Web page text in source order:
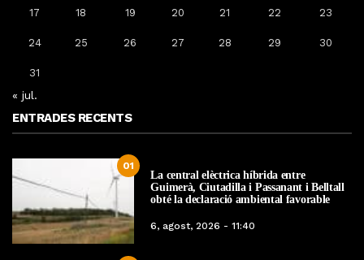
17 18 19 20 21 22 23
24 25 26 27 28 29 30
31
« jul.
ENTRADES RECENTS
01
La central elèctrica híbrida entre
Guimerà, Ciutadilla i Passanant i Belltall
obté la declaració ambiental favorable
6, agost, 2026 - 11:40